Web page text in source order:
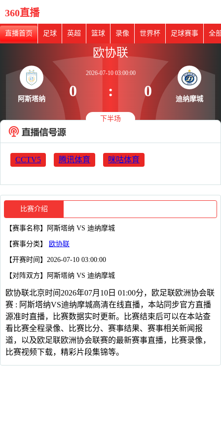
360直播
直播首页 足球 英超 篮球 录像 世界杯 足球赛事 全
阿斯塔纳
欧协联
2026-07-10 03:00:00
0 : 0
下半场
迪纳摩城
CCTV5 腾讯体育 咪咕体育
比赛介绍
【赛事名称】阿斯塔纳 VS 迪纳摩城
【赛事分类】 欧协联
【开赛时间】2026-07-10 03:00:00
【对阵双方】阿斯塔纳 VS 迪纳摩城
欧协联北京时间2026年07月10日 01:00分，欧足联欧洲协会联
赛 : 阿斯塔纳VS迪纳摩城高清在线直播，本站同步官方直播
源准时直播，比赛数据实时更新。比赛结束后可以在本站查
看比赛全程录像、比赛比分、赛事结果、赛事相关新闻报
道，以及欧足联欧洲协会联赛的最新赛事直播，比赛录像，
比赛视频下载，精彩片段集锦等。